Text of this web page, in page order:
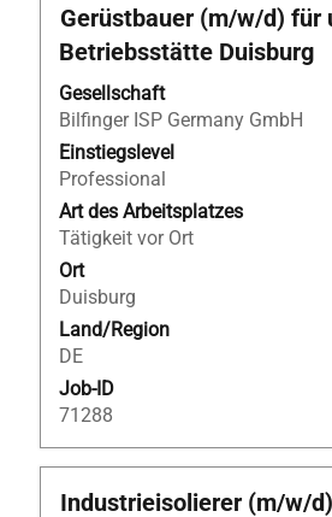
Stellenbezeichnung
Gerüstbauer (m/w/d) für
Betriebsstätte Duisburg
Gesellschaft
Bilfinger ISP Germany GmbH
Einstiegslevel
Professional
Art des Arbeitsplatzes
Tätigkeit vor Ort
Ort
Duisburg
Land/Region
DE
Job-ID
71288
Drücken
Sie
die
Leertaste,
um
die
Stelleninformationen
vollständig
anzuzeigen.
Stellenbezeichnung
Industrieisolierer (m/w/
Drücken